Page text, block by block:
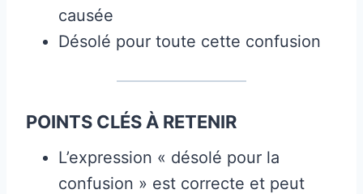
causée
Désolé pour toute cette confusion
POINTS CLÉS À RETENIR
L’expression « désolé pour la
confusion » est correcte et peut